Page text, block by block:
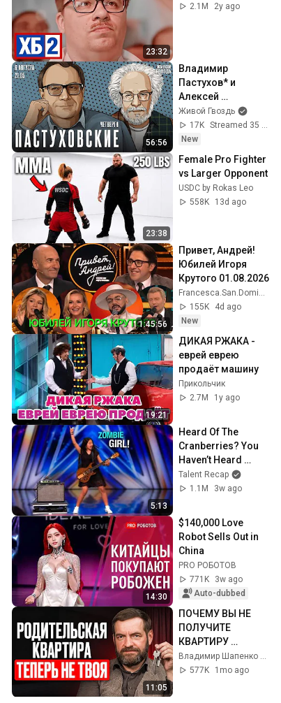
23:32
2.1M
2y ago
56:56
Владимир
Пастухов* и
Алексей
Венедиктов*.
Пастуховские
четверги / 06.08.26
Живой Гвоздь
17K
Streamed 35 min ago
New
23:38
Female Pro Fighter
vs Larger Opponent
USDC by Rokas Leo
558K
13d ago
1:45:56
Привет, Андрей!
Юбилей Игоря
Крутого 01.08.2026
Francesca.San.Domingo
155K
4d ago
New
19:21
ДИКАЯ РЖАКА -
еврей еврею
продаёт машину
Прикольчик
2.7M
1y ago
5:13
Heard Of The
Cranberries? You
Haven’t Heard
“Zombie” Like THIS!
Talent Recap
1.1M
3w ago
14:30
$140,000 Love
Robot Sells Out in
China
PRO РОБОТОВ
771K
3w ago
Auto-dubbed
11:05
ПОЧЕМУ ВЫ НЕ
ПОЛУЧИТЕ
КВАРТИРУ
РОДИТЕЛЕЙ?
Новые правила
577K
1mo ago